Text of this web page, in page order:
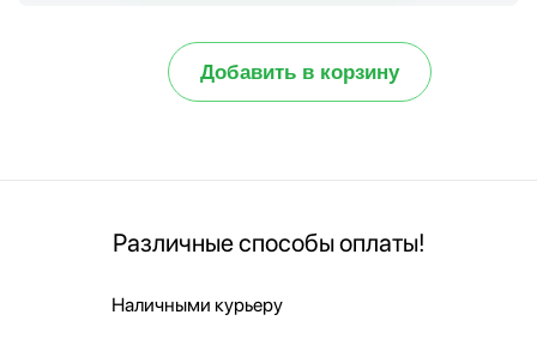
Добавить в корзину
Различные способы оплаты!
Наличными курьеру